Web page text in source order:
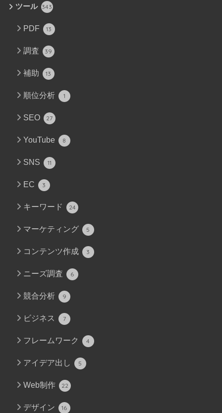
ツール 343
PDF 13
調査 39
補助 13
順位分析 1
SEO 27
YouTube 8
SNS 11
EC 3
キーワード 24
マーケティング 5
コンテンツ作成 3
ニーズ調査 6
競合分析 9
ビジネス 7
フレームワーク 4
アイデア出し 5
Web制作 22
デザイン 16